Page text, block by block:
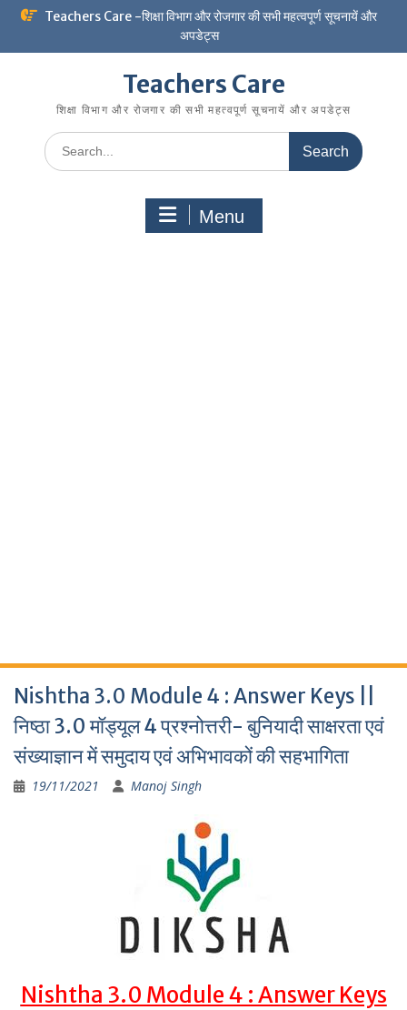
Skip
Teachers Care -शिक्षा विभाग और रोजगार की सभी महत्वपूर्ण सूचनायें और
अपडेट्स
Teachers Care
शिक्षा विभाग और रोजगार की सभी महत्वपूर्ण सूचनायें और अपडेट्स
Search
for:
Menu
Nishtha 3.0 Module 4 : Answer Keys ||
निष्ठा 3.0 मॉड्यूल 4 प्रश्नोत्तरी- बुनियादी साक्षरता एवं
संख्याज्ञान में समुदाय एवं अभिभावकों की सहभागिता
19/11/2021 Manoj Singh
Nishtha 3.0 Module 4 : Answer Keys